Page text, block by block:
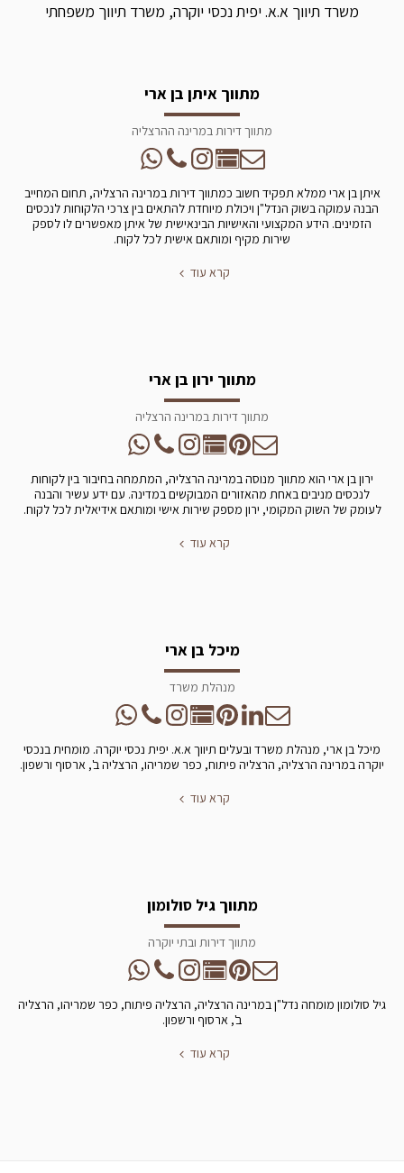
משרד תיווך א.א. יפית נכסי יוקרה, משרד תיווך משפחתי
מתווך איתן בן ארי
מתווך דירות במרינה ההרצליה
איתן בן ארי ממלא תפקיד חשוב כמתווך דירות במרינה הרצליה, תחום המחייב
הבנה עמוקה בשוק הנדל"ן ויכולת מיוחדת להתאים בין צרכי הלקוחות לנכסים
הזמינים. הידע המקצועי והאישיות הבינאישית של איתן מאפשרים לו לספק
שירות מקיף ומותאם אישית לכל לקוח.
קרא עוד
מתווך ירון בן ארי
מתווך דירות במרינה הרצליה
ירון בן ארי הוא מתווך מנוסה במרינה הרצליה, המתמחה בחיבור בין לקוחות
לנכסים מניבים באחת מהאזורים המבוקשים במדינה. עם ידע עשיר והבנה
לעומק של השוק המקומי, ירון מספק שירות אישי ומותאם אידיאלית לכל לקוח.
קרא עוד
מיכל בן ארי
מנהלת משרד
מיכל בן ארי, מנהלת משרד ובעלים תיווך א.א. יפית נכסי יוקרה. מומחית בנכסי
יוקרה במרינה הרצליה, הרצליה פיתוח, כפר שמריהו, הרצליה ב', ארסוף ורשפון.
קרא עוד
מתווך גיל סולומון
מתווך דירות ובתי יוקרה
גיל סולומון מומחה נדל"ן במרינה הרצליה, הרצליה פיתוח, כפר שמריהו, הרצליה
ב', ארסוף ורשפון.
קרא עוד